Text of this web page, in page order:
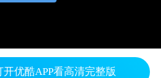
优酷APP看高清完整版